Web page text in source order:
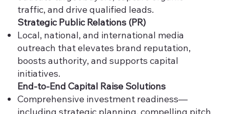
traffic, and drive qualified leads.
Strategic Public Relations (PR)
Local, national, and international media
outreach that elevates brand reputation,
boosts authority, and supports capital
initiatives.
End-to-End Capital Raise Solutions
Comprehensive investment readiness—
including strategic planning, compelling pitch